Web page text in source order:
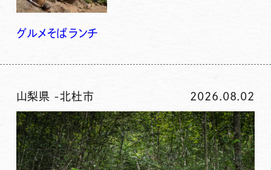
グルメそばランチ
山梨県 -北杜市 2026.08.02